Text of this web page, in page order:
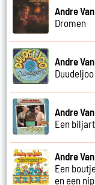
Andre
Dromen
Andre
Duudeljoo
Andre
Een
Andre
Een
en een